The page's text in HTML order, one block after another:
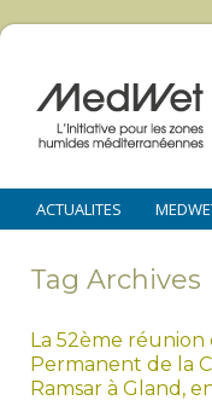
ACTUALITES
Tag Archives
La 52ème réunion
Permanent de la
Ramsar à Gland,